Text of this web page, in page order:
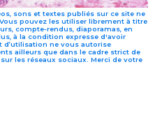
sons et textes publiés sur ce site ne
pouvez les utiliser librement à titre
compte-rendus, diaporamas, en
à la condition expresse d'avoir
d’utilisation ne vous autorise
ailleurs que dans le cadre strict de
les réseaux sociaux. Merci de votre